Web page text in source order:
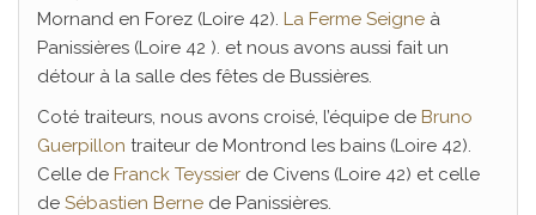
Mornand en Forez (Loire 42). La Ferme Seigne à
Panissières (Loire 42 ). et nous avons aussi fait un
détour à la salle des fêtes de Bussières.
Coté traiteurs, nous avons croisé, l’équipe de Bruno
Guerpillon traiteur de Montrond les bains (Loire 42).
Celle de Franck Teyssier de Civens (Loire 42) et celle
de Sébastien Berne de Panissières.